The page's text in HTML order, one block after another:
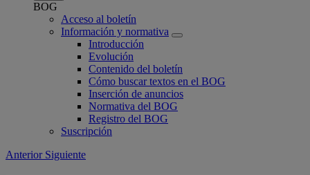
BOG
Acceso al boletín
Información y normativa
Introducción
Evolución
Contenido del boletín
Cómo buscar textos en el BOG
Inserción de anuncios
Normativa del BOG
Registro del BOG
Suscripción
Anterior Siguiente